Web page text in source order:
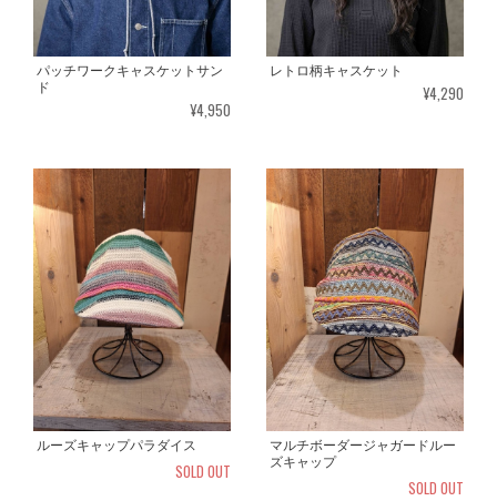
パッチワークキャスケットサン
ド
¥4,950
レトロ柄キャスケット
¥4,290
ルーズキャップパラダイス
SOLD OUT
マルチボーダージャガードルー
ズキャップ
SOLD OUT